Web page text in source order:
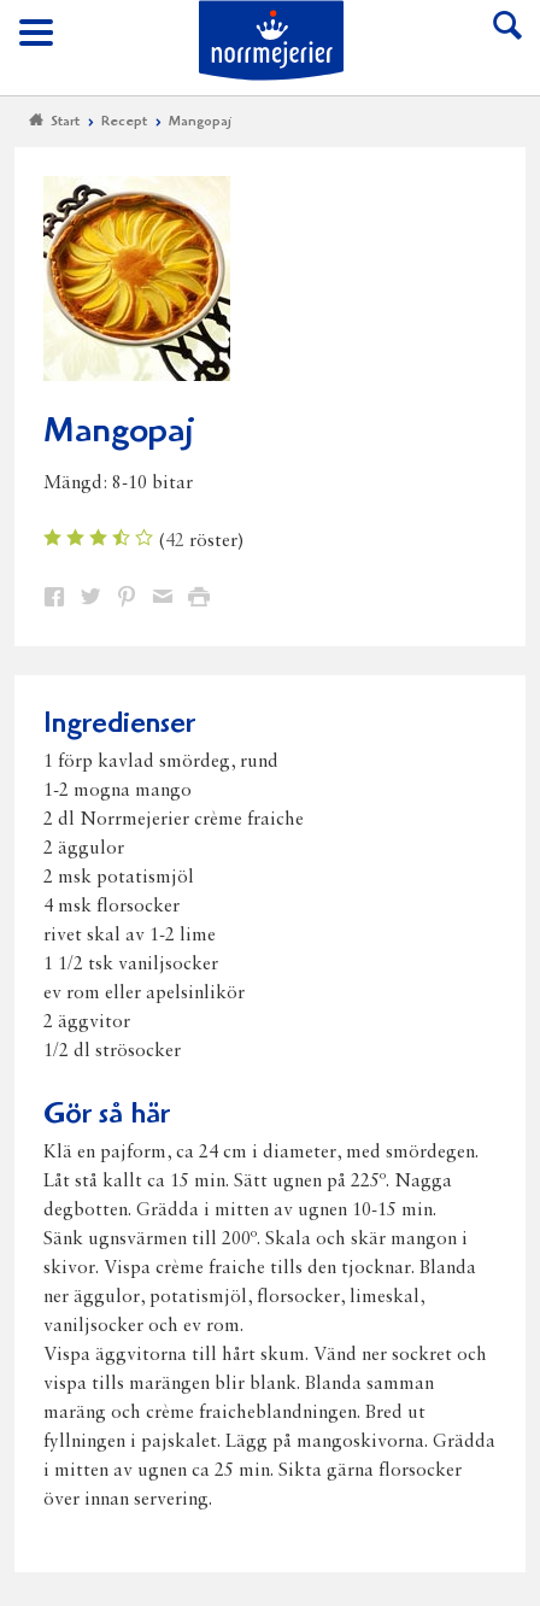
Meny
Till Norrmejerier
Start Recept Mangopaj
Mangopaj
Mängd: 8-10 bitar
(42 röster)
Dela Dela Dela DelaSkriv
Ingredienser
1 förp kavlad smördeg, rund
1-2 mogna mango
2 dl Norrmejerier crème fraiche
2 äggulor
2 msk potatismjöl
4 msk florsocker
rivet skal av 1-2 lime
1 1/2 tsk vaniljsocker
ev rom eller apelsinlikör
2 äggvitor
1/2 dl strösocker
Gör så här
Klä en pajform, ca 24 cm i diameter, med smördegen.
Låt stå kallt ca 15 min. Sätt ugnen på 225º. Nagga
degbotten. Grädda i mitten av ugnen 10-15 min.
Sänk ugnsvärmen till 200º. Skala och skär mangon i
skivor. Vispa crème fraiche tills den tjocknar. Blanda
ner äggulor, potatismjöl, florsocker, limeskal,
vaniljsocker och ev rom.
Vispa äggvitorna till hårt skum. Vänd ner sockret och
vispa tills marängen blir blank. Blanda samman
maräng och crème fraicheblandningen. Bred ut
fyllningen i pajskalet. Lägg på mangoskivorna. Grädda
i mitten av ugnen ca 25 min. Sikta gärna florsocker
över innan servering.